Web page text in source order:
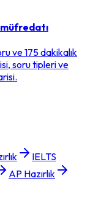
ve 175 dakikalık
soru tipleri ve
IELTS
AP Hazırlık